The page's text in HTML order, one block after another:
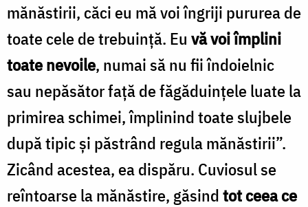
mănăstirii, căci eu mă voi îngriji pururea de
toate cele de trebuinţă. Eu vă voi împlini
toate nevoile, numai să nu fii îndoielnic
sau nepăsător faţă de făgăduinţele luate la
primirea schimei, împlinind toate slujbele
după tipic şi păstrând regula mănăstirii”.
Zicând acestea, ea dispăru. Cuviosul se
reîntoarse la mănăstire, găsindtot ceea ce